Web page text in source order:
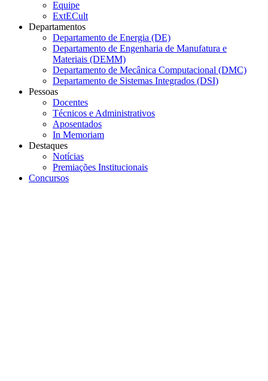
Equipe
ExtECult
Departamentos
Departamento de Energia (DE)
Departamento de Engenharia de Manufatura e
Materiais (DEMM)
Departamento de Mecânica Computacional (DMC)
Departamento de Sistemas Integrados (DSI)
Pessoas
Docentes
Técnicos e Administrativos
Aposentados
In Memoriam
Destaques
Notícias
Premiações Institucionais
Concursos